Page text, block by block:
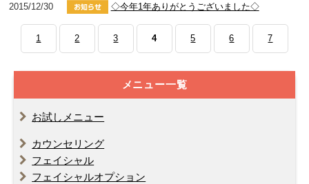
2015/12/30 ◇今年1年ありがとうございました◇
1 2 3 4 5 6 7
メニュー一覧
お試しメニュー
カウンセリング
フェイシャル
フェイシャルオプション